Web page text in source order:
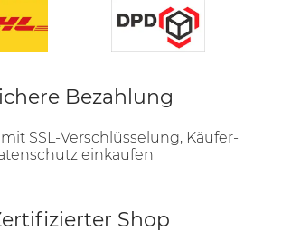
Bezahlung
SSL-Verschlüsselung, Käufer-
einkaufen
Shop